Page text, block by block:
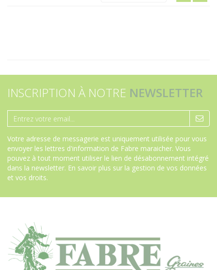
INSCRIPTION À NOTRE NEWSLETTER
Votre adresse de messagerie est uniquement utilisée pour vous
envoyer les lettres d'information de Fabre maraicher. Vous
pouvez à tout moment utiliser le lien de désabonnement intégré
dans la newsletter. En savoir plus sur la gestion de vos données
et vos droits.